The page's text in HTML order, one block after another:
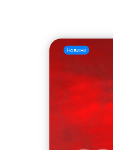
Новини